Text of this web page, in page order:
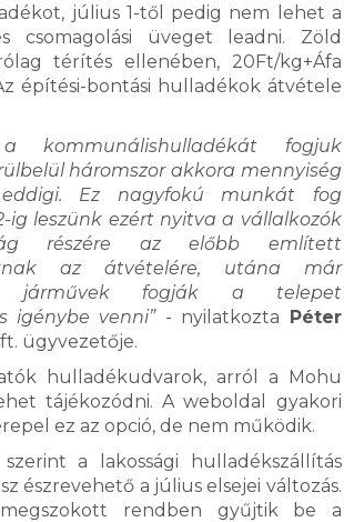
július 1-től pedig nem lehet a
csomagolási üveget leadni. Zöld
térítés ellenében, 20Ft/kg+Áfa
építési-bontási hulladékok átvétele
kommunálishulladékát fogjuk
háromszor akkora mennyiség
Ez nagyfokú munkát fog
ig leszünk ezért nyitva a vállalkozók
részére az előbb említett
az átvételére, utána már
járművek fogják a telepet
igénybe venni”- nyilatkozta Péter
ügyvezetője.
hulladékudvarok, arról a Mohu
tájékozódni. A weboldal gyakori
ez az opció, de nem működik.
a lakossági hulladékszállítás
észrevehető a július elsejei változás.
rendben gyűjtik be a